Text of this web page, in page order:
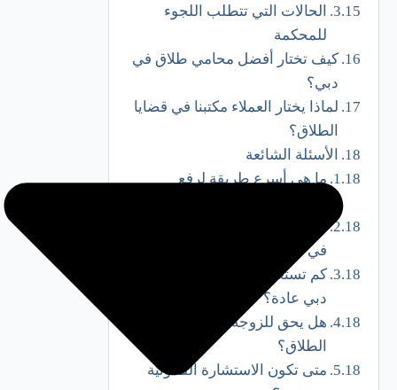
الحالات التي تتطلب اللجوء
للمحكمة
كيف تختار أفضل محامي طلاق في
دبي؟
لماذا يختار العملاء مكتبنا في قضايا
الطلاق؟
الأسئلة الشائعة
ما هي أسرع طريقة لرفع
في دبي؟
كم تستغرق قضية الطلاق في
دبي عادة؟
هل يحق للزوجة النفقة بعد
الطلاق؟
متى تكون الاستشارة القانونية